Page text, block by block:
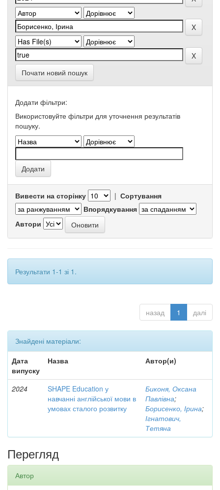
Почати новий пошук
Додати фільтри:
Використовуйте фільтри для уточнення результатів
пошуку.
Вивести на сторінку | Сортування
Впорядкування
Автори
Результати 1-1 зі 1.
назад 1 далі
Знайдені матеріали:
Дата
випуску
Назва Автор(и)
2024
SHAPE Education у
навчанні англійської мови в
умовах сталого розвитку
Биконя, Оксана
Павлівна;
Борисенко, Ірина;
Ігнатович,
Тетяна
Перегляд
Автор